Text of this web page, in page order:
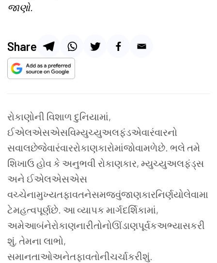
જાણો.
Share
રોકાણોની વિશાળ દુનિયામાં,
ઈએલએસએસવિમ્યુચ્યુઅલફંડએવારંવારનો
સવાલછેજેવારંવારરોકાણકારોમાંજોવામળેછે. ભલે તમે
શિખાઉ હોવ કે અનુભવી રોકાણકાર, મ્યુચ્યુઅલફંડ્સ
અને ઈએલએસએસ
વચ્ચેનામુખ્યતફાવતનેસમજવુંજાણકારનિર્ણયોલેવામા
ટેમહત્વપૂર્ણછે. આ વ્યાપક માર્ગદર્શિકામાં,
અમેઆબંનેરોકાણનારીતોનોઊંડાણપૂર્વકઅભ્યાસકરી
શું, તેમના લાભો,
સમાનતાઓઅનેતફાવતોનીચર્ચાકરીશું.